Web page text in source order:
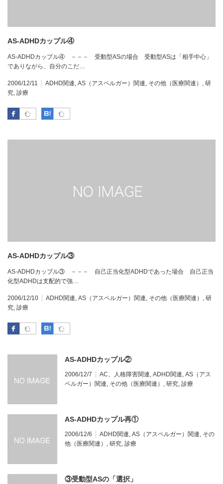
AS-ADHDカップル④
AS-ADHDカップル④ －－－ 受動型ASの場合 受動型ASは「相手中心」
でありながら、自分のこだ…
2006/12/11 ADHD関連, AS（アスペルガー）関連, その他（医療関連） , 研
究, 診療
Facebook はてなブックマーク
AS-ADHDカップル③
AS-ADHDカップル③ －－－ 自己正当化型ADHDであった場合 自己正当
化型ADHDは支配的で強…
2006/12/10 ADHD関連, AS（アスペルガー）関連, その他（医療関連） , 研
究, 診療
Facebook はてなブックマーク
AS-ADHDカップル②
2006/12/7 AC、人格障害関連, ADHD関連, AS（アス
ペルガー）関連, その他（医療関連） , 研究, 診療
AS-ADHDカップル再①
2006/12/6 ADHD関連, AS（アスペルガー）関連, その
他（医療関連） , 研究, 診療
③受動型ASの「選択」